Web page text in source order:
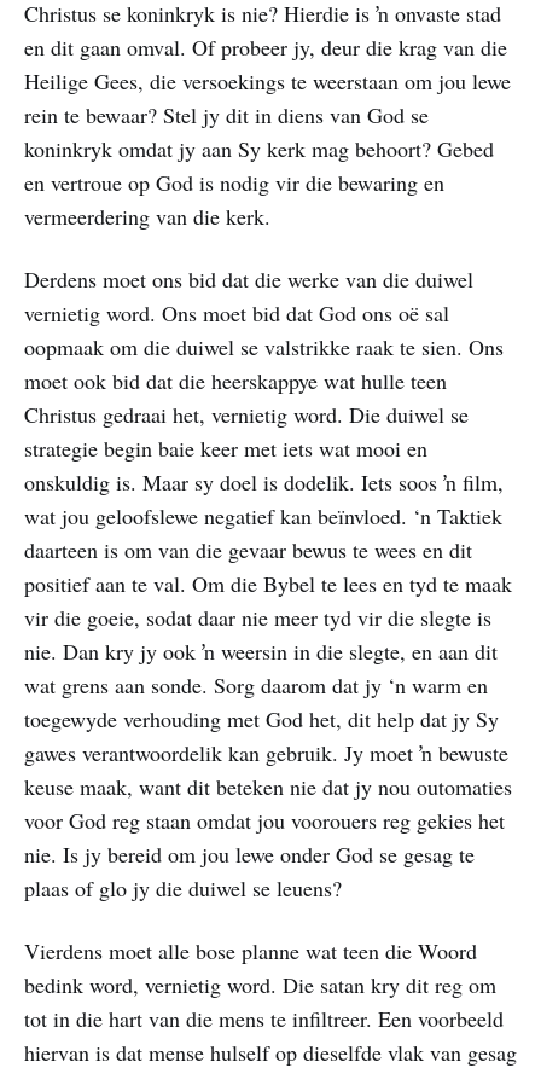
Christus se koninkryk is nie? Hierdie is ŉ onvaste stad
en dit gaan omval. Of probeer jy, deur die krag van die
Heilige Gees, die versoekings te weerstaan om jou lewe
rein te bewaar? Stel jy dit in diens van God se
koninkryk omdat jy aan Sy kerk mag behoort? Gebed
en vertroue op God is nodig vir die bewaring en
vermeerdering van die kerk.
Derdens moet ons bid dat die werke van die duiwel
vernietig word. Ons moet bid dat God ons oë sal
oopmaak om die duiwel se valstrikke raak te sien. Ons
moet ook bid dat die heerskappye wat hulle teen
Christus gedraai het, vernietig word. Die duiwel se
strategie begin baie keer met iets wat mooi en
onskuldig is. Maar sy doel is dodelik. Iets soos ŉ film,
wat jou geloofslewe negatief kan beïnvloed. ‘n Taktiek
daarteen is om van die gevaar bewus te wees en dit
positief aan te val. Om die Bybel te lees en tyd te maak
vir die goeie, sodat daar nie meer tyd vir die slegte is
nie. Dan kry jy ook ŉ weersin in die slegte, en aan dit
wat grens aan sonde. Sorg daarom dat jy ‘n warm en
toegewyde verhouding met God het, dit help dat jy Sy
gawes verantwoordelik kan gebruik. Jy moet ŉ bewuste
keuse maak, want dit beteken nie dat jy nou outomaties
voor God reg staan omdat jou voorouers reg gekies het
nie. Is jy bereid om jou lewe onder God se gesag te
plaas of glo jy die duiwel se leuens?
Vierdens moet alle bose planne wat teen die Woord
bedink word, vernietig word. Die satan kry dit reg om
tot in die hart van die mens te infiltreer. Een voorbeeld
hiervan is dat mense hulself op dieselfde vlak van gesag